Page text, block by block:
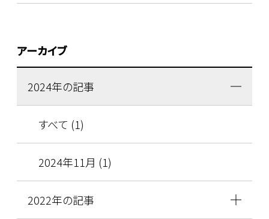
アーカイブ
2024年の記事
すべて (1)
2024年11月 (1)
2022年の記事